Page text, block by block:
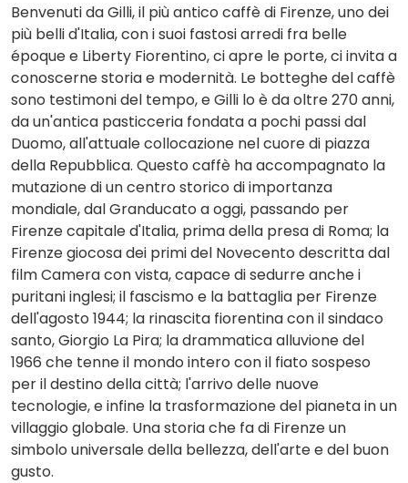
Benvenuti da Gilli, il più antico caffè di Firenze, uno dei
più belli d'Italia, con i suoi fastosi arredi fra belle
époque e Liberty Fiorentino, ci apre le porte, ci invita a
conoscerne storia e modernità. Le botteghe del caffè
sono testimoni del tempo, e Gilli lo è da oltre 270 anni,
da un'antica pasticceria fondata a pochi passi dal
Duomo, all'attuale collocazione nel cuore di piazza
della Repubblica. Questo caffè ha accompagnato la
mutazione di un centro storico di importanza
mondiale, dal Granducato a oggi, passando per
Firenze capitale d'Italia, prima della presa di Roma; la
Firenze giocosa dei primi del Novecento descritta dal
film Camera con vista, capace di sedurre anche i
puritani inglesi; il fascismo e la battaglia per Firenze
dell'agosto 1944; la rinascita fiorentina con il sindaco
santo, Giorgio La Pira; la drammatica alluvione del
1966 che tenne il mondo intero con il fiato sospeso
per il destino della città; l'arrivo delle nuove
tecnologie, e infine la trasformazione del pianeta in un
villaggio globale. Una storia che fa di Firenze un
simbolo universale della bellezza, dell'arte e del buon
gusto.